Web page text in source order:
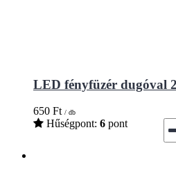
LED fényfüzér dugóval
650 Ft / db
Hűségpont: 6 pont